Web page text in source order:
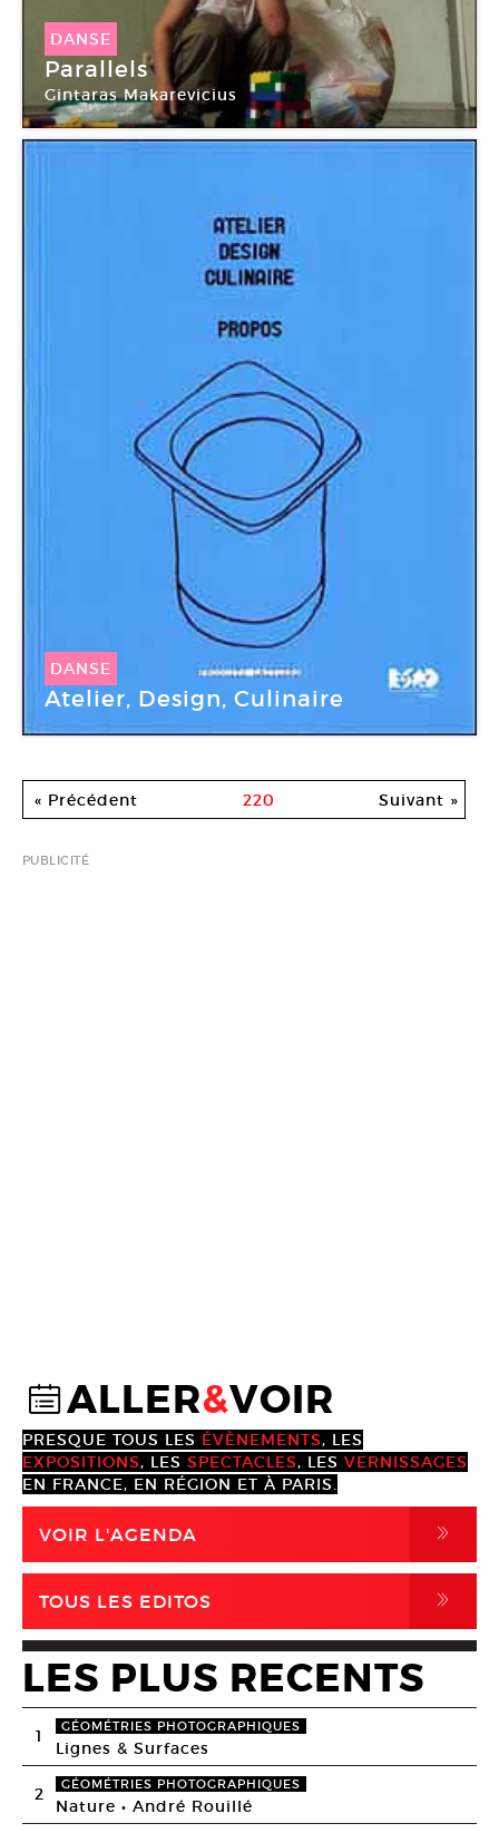
DANSE
Parallels
Gintaras Makarevicius
DANSE
Atelier, Design, Culinaire
« Précédent 220 Suivant »
PUBLICITÉ
@ALLER&VOIR
PRESQUE TOUS LES ÉVÈNEMENTS, LES
EXPOSITIONS, LES SPECTACLES, LES VERNISSAGES
EN FRANCE, EN RÉGION ET À PARIS.
VOIR L'AGENDA ,
TOUS LES EDITOS ,
LES PLUS RECENTS
1 GÉOMÉTRIES PHOTOGRAPHIQUES
Lignes & Surfaces
2 GÉOMÉTRIES PHOTOGRAPHIQUES
Nature • André Rouillé